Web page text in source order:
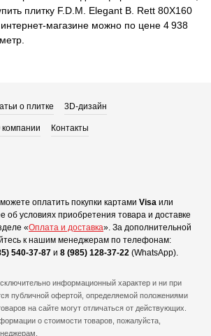
плитку F.D.M. Elegant B. Rett 80X160
магазине можно по цене 4 938
о плитке 3D-дизайн
Контакты
оплатить покупки картами Visa или
об условиях приобретения товара и доставке
«Оплата и доставка». За дополнительной
к нашим менеджерам по телефонам:
540-37-87 и 8 (985) 128-37-22 (WhatsApp).
информационный характер и ни при
публичной офертой, определяемой положениями
на сайте могут отличаться от действующих.
о стоимости товаров, пожалуйста,